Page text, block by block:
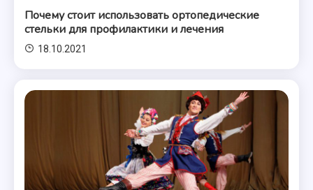
Почему стоит использовать ортопедические
стельки для профилактики и лечения
18.10.2021